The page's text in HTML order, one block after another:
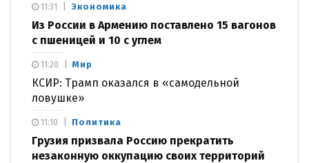
Экономика
Из России в Армению поставлено 15 вагонов
с пшеницей и 10 с углем
11:31
Мир
КСИР: Трамп оказался в «самодельной
ловушке»
11:20
Политика
Грузия призвала Россию прекратить
незаконную оккупацию своих территорий
11:10